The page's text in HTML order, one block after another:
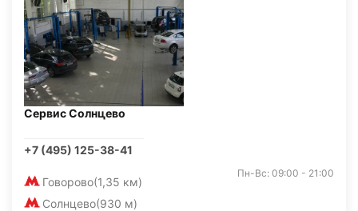
Сервис Солнцево
+7 (495) 125-38-41
Говорово(1,35 км)
Солнцево(930 м)
Пн-Вс: 09:00 - 21:00